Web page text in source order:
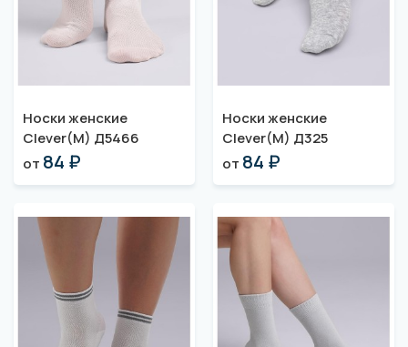
Носки женские
Clever(M) Д5466
от 84 ₽
Носки женские
Clever(M) Д325
от 84 ₽